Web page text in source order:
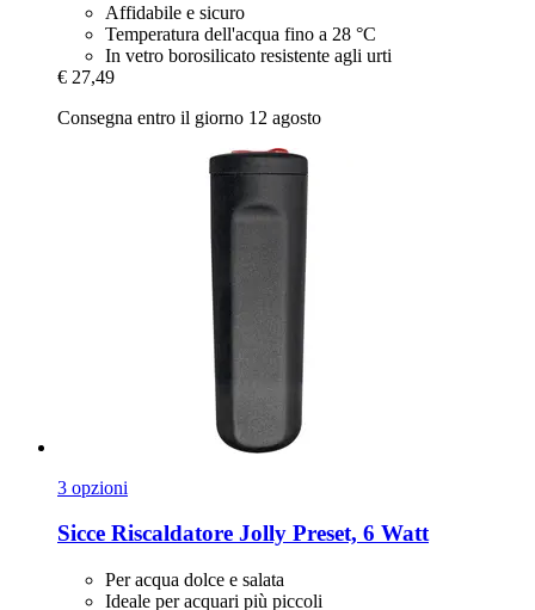
Affidabile e sicuro
Temperatura dell'acqua fino a 28 °C
In vetro borosilicato resistente agli urti
€ 27,49
Consegna entro il giorno 12 agosto
3 opzioni
Sicce Riscaldatore Jolly Preset, 6 Watt
Per acqua dolce e salata
Ideale per acquari più piccoli